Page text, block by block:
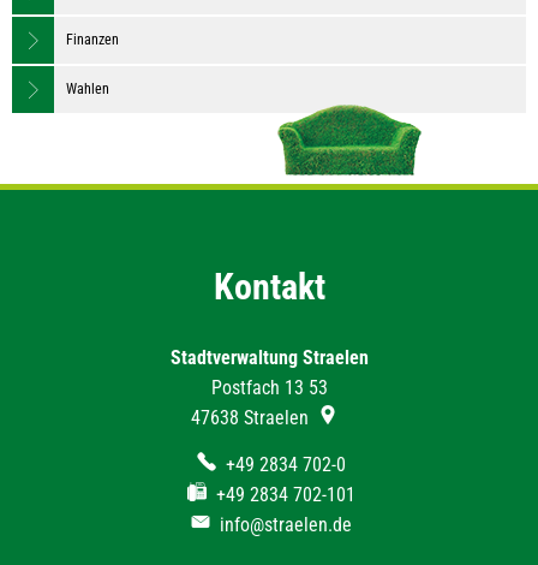
Finanzen
Wahlen
Kontakt
Stadtverwaltung Straelen
Postfach 13 53
47638 Straelen
+49 2834 702-0
+49 2834 702-101
info@straelen.de